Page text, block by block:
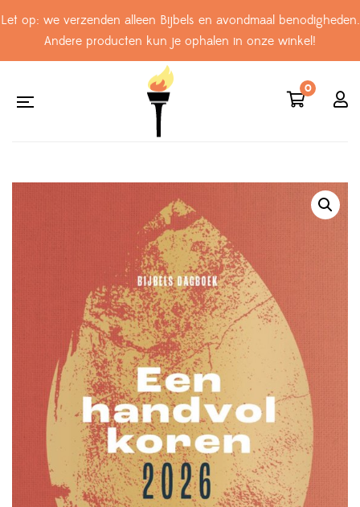
Let op: we verzenden alleen Bijbels en avondmaal benodigheden.
Andere producten kun je ophalen in onze winkel!
0